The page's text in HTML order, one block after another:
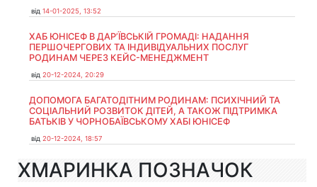
від 14-01-2025, 13:52
ХАБ ЮНІСЕФ В ДАР’ЇВСЬКІЙ ГРОМАДІ: НАДАННЯ
ПЕРШОЧЕРГОВИХ ТА ІНДИВІДУАЛЬНИХ ПОСЛУГ
РОДИНАМ ЧЕРЕЗ КЕЙС-МЕНЕДЖМЕНТ
від 20-12-2024, 20:29
ДОПОМОГА БАГАТОДІТНИМ РОДИНАМ: ПСИХІЧНИЙ ТА
СОЦІАЛЬНИЙ РОЗВИТОК ДІТЕЙ, А ТАКОЖ ПІДТРИМКА
БАТЬКІВ У ЧОРНОБАЇВСЬКОМУ ХАБІ ЮНІСЕФ
від 20-12-2024, 18:57
ХМАРИНКА ПОЗНАЧОК